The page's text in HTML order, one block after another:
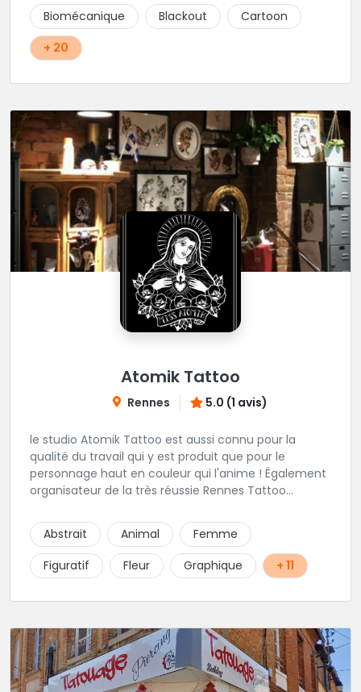
!! Biomécanique Blackout
Cartoon
+ 20
Atomik Tattoo
Rennes 5.0 (1 avis)
le studio Atomik Tattoo est aussi connu pour la
qualité du travail qui y est produit que pour le
personnage haut en couleur qui l'anime ! Également
organisateur de la très réussie Rennes Tattoo
mais pas que, vous pourrez passer sous le
dermographe de Miss Atomik . Avec l'assurance de
repartir avec un beau tatouage et un bon souvenir ;)
Abstrait Animal
Femme
Figuratif
Fleur Graphique + 11